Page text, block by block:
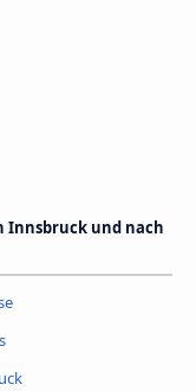
Innsbruck und nach